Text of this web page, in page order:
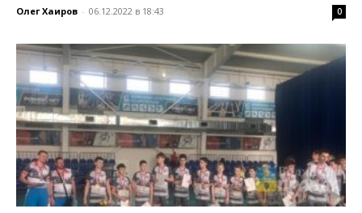
Олег Хаиров - 06.12.2022 в 18:43 0